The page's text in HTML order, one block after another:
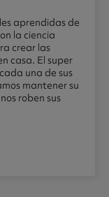
aprendidas de
la ciencia
crear las
casa. El super
una de sus
mantener su
roben sus